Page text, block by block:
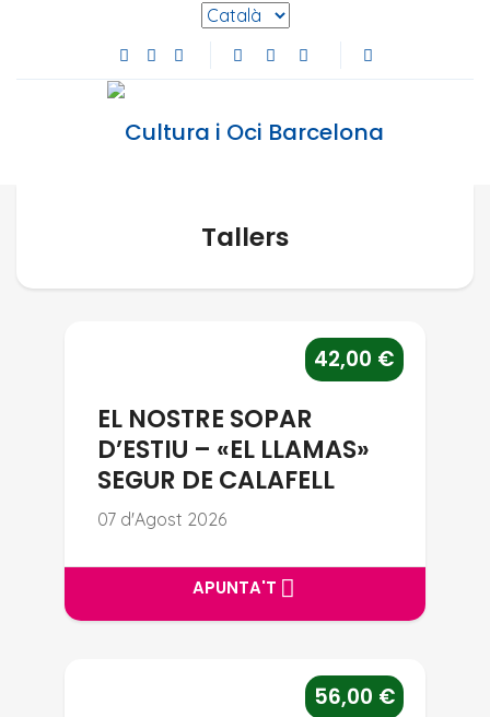
Selecciona l'idioma
Facebook de Cultura i Oci Barcelona (s'obre en
Instagram de Cultura i Oci Barcelona
Youtube de Cultura i Oci Barcelona
Tallers
EL NOSTRE SOPAR D’ESTIU –
42,00 €
EL NOSTRE SOPAR
D’ESTIU – «EL LLAMAS»
SEGUR DE CALAFELL
07 d'Agost 2026
APUNTA'T
APUNTA'T
TRAVESIA AMB CATAMARÀ
56,00 €